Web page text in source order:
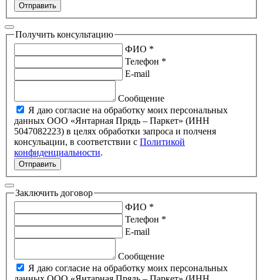
Отправить
Получить консультацию
ФИО *
Телефон *
E-mail
Сообщение
Я даю согласие на обработку моих персональных
данных ООО «Янтарная Прядь – Паркет» (ИНН
5047082223) в целях обработки запроса и полченя
консульации, в соответствии с Политикой
конфиденциальности.
Отправить
Заключить договор
ФИО *
Телефон *
E-mail
Сообщение
Я даю согласие на обработку моих персональных